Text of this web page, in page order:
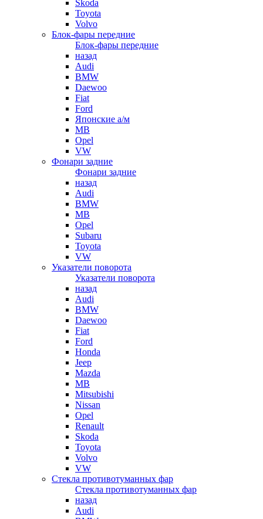
Skoda
Toyota
Volvo
Блок-фары передние
Блок-фары передние
назад
Audi
BMW
Daewoo
Fiat
Ford
Японские а/м
MB
Opel
VW
Фонари задние
Фонари задние
назад
Audi
BMW
MB
Opel
Subaru
Toyota
VW
Указатели поворота
Указатели поворота
назад
Audi
BMW
Daewoo
Fiat
Ford
Honda
Jeep
Mazda
MB
Mitsubishi
Nissan
Opel
Renault
Skoda
Toyota
Volvo
VW
Стекла противотуманных фар
Стекла противотуманных фар
назад
Audi